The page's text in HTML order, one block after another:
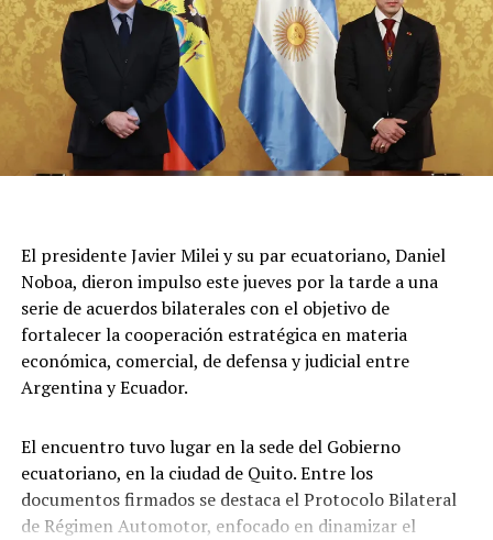
más damnificados. Por el momento, continúa el
operativo y se mantiene cortado el tránsito en la zona,
sobre la calle San José.
El presidente Javier Milei y su par ecuatoriano, Daniel
Noboa, dieron impulso este jueves por la tarde a una
serie de acuerdos bilaterales con el objetivo de
fortalecer la cooperación estratégica en materia
económica, comercial, de defensa y judicial entre
Argentina y Ecuador.
El encuentro tuvo lugar en la sede del Gobierno
ecuatoriano, en la ciudad de Quito. Entre los
documentos firmados se destaca el Protocolo Bilateral
de Régimen Automotor, enfocado en dinamizar el